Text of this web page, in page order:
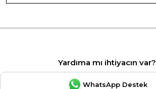
Yardıma mı ihtiyacın var?
WhatsApp Destek